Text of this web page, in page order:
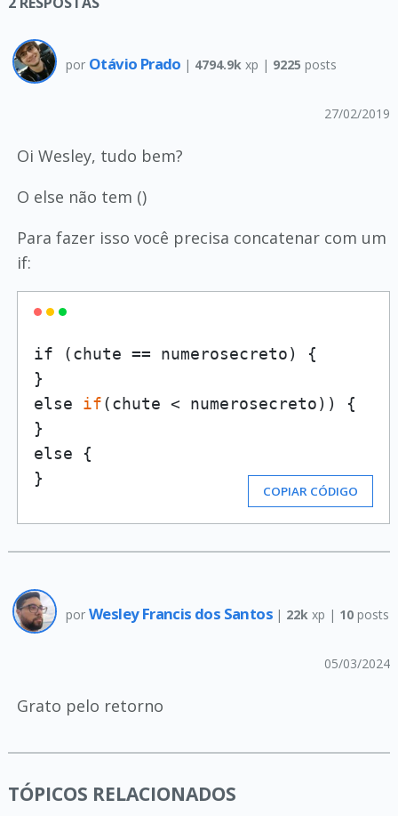
por Otávio Prado | 4794.9k xp | 9225 posts
27/02/2019
Oi Wesley, tudo bem?
O else não tem ()
Para fazer isso você precisa concatenar com um
if:
if (chute == numerosecreto) {
}
else if(chute < numerosecreto)) {
}
else {
}
COPIAR CÓDIGO
por Wesley Francis dos Santos | 22k xp | 10 posts
05/03/2024
Grato pelo retorno
TÓPICOS RELACIONADOS